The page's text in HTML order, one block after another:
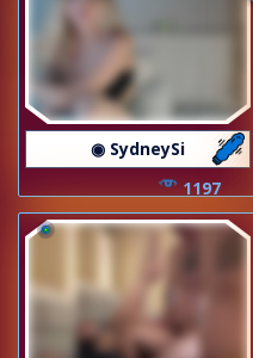
◉ SydneySi
1197